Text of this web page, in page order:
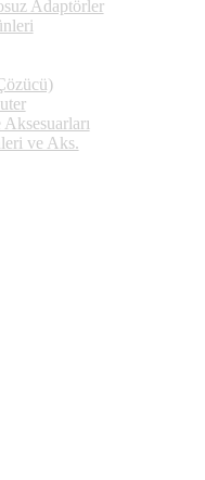
Adaptörler
ve Aks.